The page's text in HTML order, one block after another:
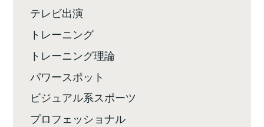
テレビ出演
トレーニング
トレーニング理論
パワースポット
ビジュアル系スポーツ
プロフェッショナル